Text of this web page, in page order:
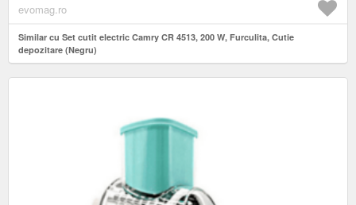
evomag.ro
Similar cu Set cutit electric Camry CR 4513, 200 W, Furculita, Cutie
depozitare (Negru)